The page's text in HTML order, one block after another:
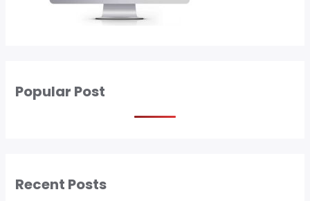
Popular Post
Recent Posts